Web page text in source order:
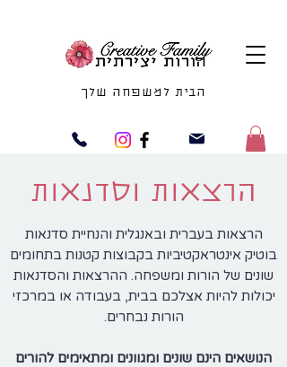
הבית למשפחה שלך
הרצאות וסדנאות
הרצאות בעברית ובאנגלית והנחיית סדנאות
בוטיק אינטראקטיביות בקבוצות קטנות בתחומים
שונים של הורות ומשפחה. ההרצאות והסדנאות
יכולות להיות אצלכם בבית, בעבודה או במרכזי
הורות נבחרים.
הנושאים הינם שונים ומגוונים ומתאימים להורים